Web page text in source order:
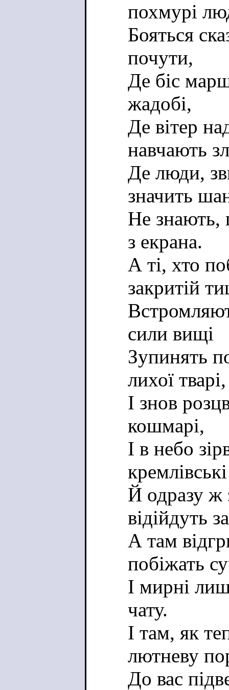
похмурі
Бояться
почути,
Де біс
жадобі,
Де вітер
навчають
Де люди,
значить
Не знають,
з екрана.
А ті, хто
закритій
сили вищі
Зупинять
лихої тварі,
І знов
кошмарі,
І в небо
Й одразу ж
відійдуть
А там
побіжать
І мирні
чату.
І там, як
лютневу
До вас